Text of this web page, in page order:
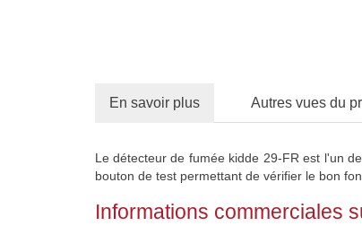
En savoir plus Autres vues du
Le détecteur de fumée kidde 29-FR est l'un
bouton de test permettant de vérifier le bon
Informations commerciales